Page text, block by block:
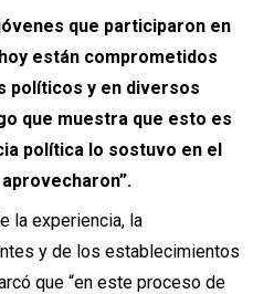
que participaron en
están comprometidos
políticos y en diversos
que muestra que esto es
política lo sostuvo en el
la experiencia, la
y de los establecimientos
que “en este proceso de